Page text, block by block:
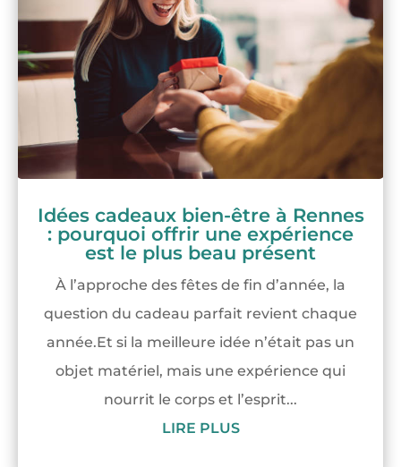
Idées cadeaux bien-être à Rennes
: pourquoi offrir une expérience
est le plus beau présent
À l’approche des fêtes de fin d’année, la
question du cadeau parfait revient chaque
année.Et si la meilleure idée n’était pas un
objet matériel, mais une expérience qui
nourrit le corps et l’esprit...
LIRE PLUS